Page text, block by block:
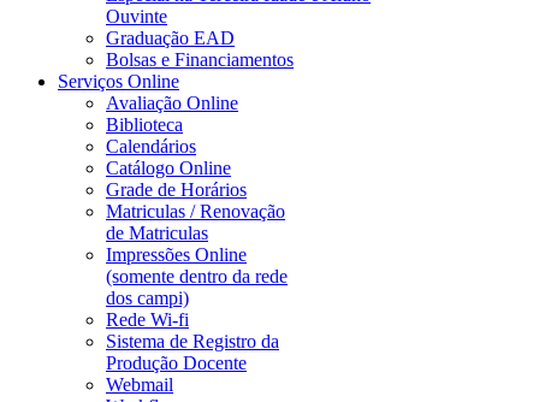
Ouvinte
Graduação EAD
Bolsas e Financiamentos
Serviços Online
Avaliação Online
Biblioteca
Calendários
Catálogo Online
Grade de Horários
Matriculas / Renovação
de Matriculas
Impressões Online
(somente dentro da rede
dos campi)
Rede Wi-fi
Sistema de Registro da
Produção Docente
Webmail